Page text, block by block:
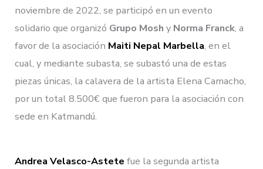
noviembre de 2022, se participó en un evento
solidario que organizó Grupo Mosh y Norma Franck, a
favor de la asociación Maiti Nepal Marbella, en el
cual, y mediante subasta, se subastó una de estas
piezas únicas, la calavera de la artista Elena Camacho,
por un total 8.500€ que fueron para la asociación con
sede en Katmandú.
Andrea Velasco-Astete fue la segunda artista